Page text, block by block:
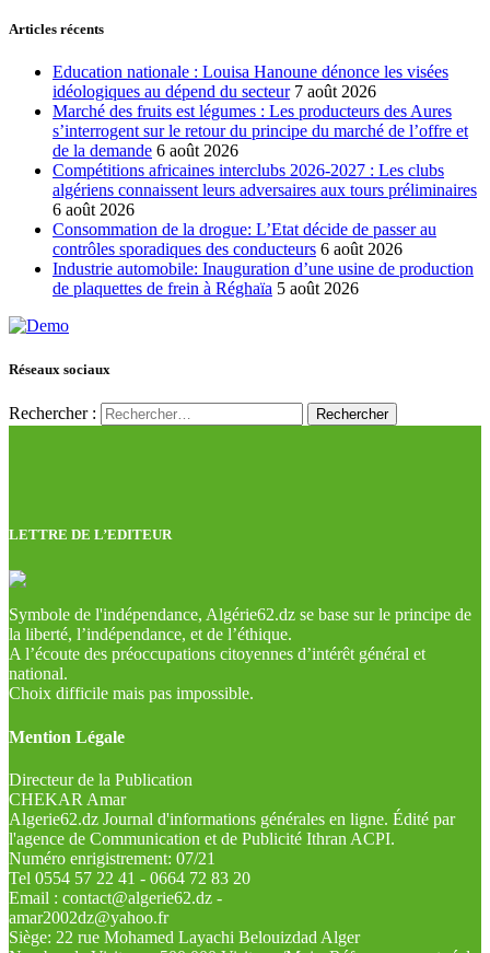
Articles récents
Education nationale : Louisa Hanoune dénonce les visées
idéologiques au dépend du secteur 7 août 2026
Marché des fruits est légumes : Les producteurs des Aures
s’interrogent sur le retour du principe du marché de l’offre et
de la demande 6 août 2026
Compétitions africaines interclubs 2026-2027 : Les clubs
algériens connaissent leurs adversaires aux tours préliminaires
6 août 2026
Consommation de la drogue: L’Etat décide de passer au
contrôles sporadiques des conducteurs 6 août 2026
Industrie automobile: Inauguration d’une usine de production
de plaquettes de frein à Réghaïa 5 août 2026
Réseaux sociaux
Rechercher :
LETTRE DE L’EDITEUR
Symbole de l'indépendance, Algérie62.dz se base sur le principe de
la liberté, l’indépendance, et de l’éthique.
A l’écoute des préoccupations citoyennes d’intérêt général et
national.
Choix difficile mais pas impossible.
Mention Légale
Directeur de la Publication
CHEKAR Amar
Algerie62.dz Journal d'informations générales en ligne. Édité par
l'agence de Communication et de Publicité Ithran ACPI.
Numéro enrigistrement: 07/21
Tel 0554 57 22 41 - 0664 72 83 20
Email : contact@algerie62.dz -
amar2002dz@yahoo.fr
Siège: 22 rue Mohamed Layachi Belouizdad Alger